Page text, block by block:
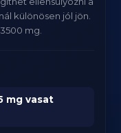
különösen jól jön.
mg.
mg vasat